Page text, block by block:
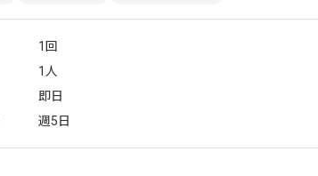
1回
1人
即日
週5日